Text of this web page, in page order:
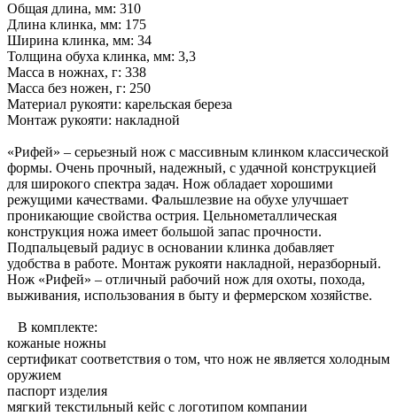
Общая длина, мм: 310
Длина клинка, мм: 175
Ширина клинка, мм: 34
Толщина обуха клинка, мм: 3,3
Масса в ножнах, г: 338
Масса без ножен, г: 250
Материал рукояти: карельская береза
Монтаж рукояти: накладной
«Рифей» – серьезный нож с массивным клинком классической
формы. Очень прочный, надежный, с удачной конструкцией
для широкого спектра задач. Нож обладает хорошими
режущими качествами. Фальшлезвие на обухе улучшает
проникающие свойства острия. Цельнометаллическая
конструкция ножа имеет большой запас прочности.
Подпальцевый радиус в основании клинка добавляет
удобства в работе. Монтаж рукояти накладной, неразборный.
Нож «Рифей» – отличный рабочий нож для охоты, похода,
выживания, использования в быту и фермерском хозяйстве.
В комплекте:
кожаные ножны
сертификат соответствия о том, что нож не является холодным
оружием
паспорт изделия
мягкий текстильный кейс с логотипом компании